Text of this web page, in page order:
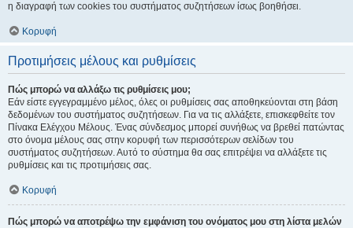
η διαγραφή των cookies του συστήματος συζητήσεων ίσως βοηθήσει.
Κορυφή
Προτιμήσεις μέλους και ρυθμίσεις
Πώς μπορώ να αλλάξω τις ρυθμίσεις μου;
Εάν είστε εγγεγραμμένο μέλος, όλες οι ρυθμίσεις σας αποθηκεύονται στη βάση
δεδομένων του συστήματος συζητήσεων. Για να τις αλλάξετε, επισκεφθείτε τον
Πίνακα Ελέγχου Μέλους. Ένας σύνδεσμος μπορεί συνήθως να βρεθεί πατώντας
στο όνομα μέλους σας στην κορυφή των περισσότερων σελίδων του
συστήματος συζητήσεων. Αυτό το σύστημα θα σας επιτρέψει να αλλάξετε τις
ρυθμίσεις και τις προτιμήσεις σας.
Κορυφή
Πώς μπορώ να αποτρέψω την εμφάνιση του ονόματος μου στη λίστα μελών